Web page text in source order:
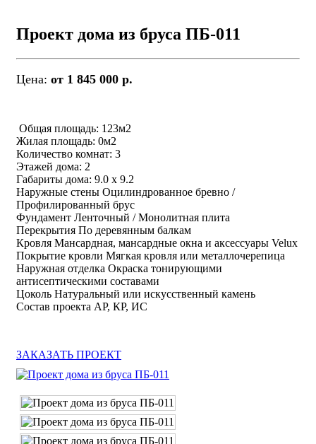
Проект дома из бруса ПБ-011
Цена: от 1 845 000 р.
Общая площадь: 123м2
Жилая площадь: 0м2
Количество комнат: 3
Этажей дома: 2
Габариты дома: 9.0 х 9.2
Наружные стены Оцилиндрованное бревно /
Профилированный брус
Фундамент Ленточный / Монолитная плита
Перекрытия По деревянным балкам
Кровля Мансардная, мансардные окна и аксессуары Velux
Покрытие кровли Мягкая кровля или металлочерепица
Наружная отделка Окраска тонирующими
антисептическими составами
Цоколь Натуральный или искусственный камень
Состав проекта АР, КР, ИС
ЗАКАЗАТЬ ПРОЕКТ